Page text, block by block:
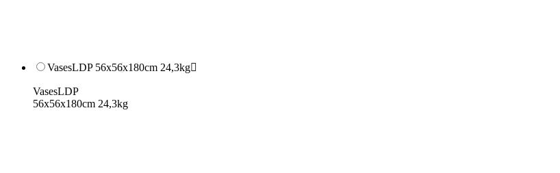
VasesLDP 56x56x180cm 24,3kg
VasesLDP
56x56x180cm 24,3kg